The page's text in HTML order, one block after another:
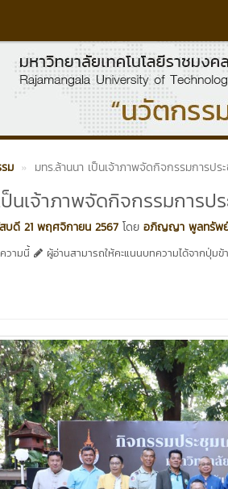
ม มทร.ล้านนา เป็นเจ้าภาพจัดกิจกรรมการปร
นเจ้าภาพจัดกิจกรรมการป
บดี 21 พฤศจิกายน 2567 โดย อภิญญา พูลทรัพ
วามนี้
ผู้อ่านสามารถให้คะแนนบทความได้จากปุ่มข้